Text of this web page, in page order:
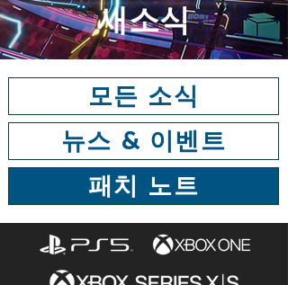
​새소식
모든 소식
뉴스 & 이벤트
패치 노트